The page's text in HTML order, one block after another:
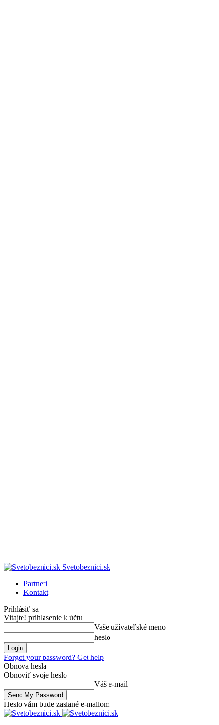
Svetobeznici.sk
Partneri
Kontakt
Prihlásiť sa
Vitajte! prihlásenie k účtu
Vaše užívateľské meno
heslo
Forgot your password? Get help
Obnova hesla
Obnoviť svoje heslo
Váš e-mail
Heslo vám bude zaslané e-mailom